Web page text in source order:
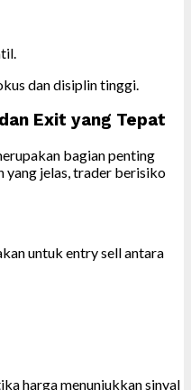
dan disiplin tinggi.
Exit yang Tepat
bagian penting
yang jelas, trader berisiko
untuk entry sell antara
harga menunjukkan sinyal